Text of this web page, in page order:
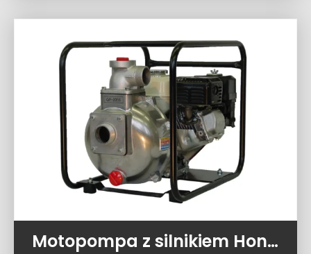
Motopompa z silnikiem Honda QP – 205S (400 l/min 7,5 ATM)